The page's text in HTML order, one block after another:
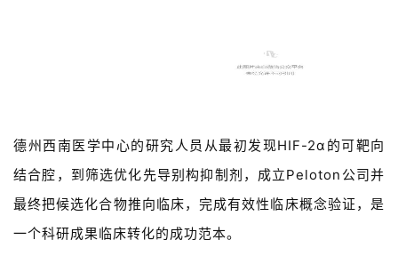
小结
德州西南医学中心的研究人员从最初发现HIF-2α的可靶向
结合腔，到筛选优化先导别构抑制剂，成立Peloton公司并
最终把候选化合物推向临床，完成有效性临床概念验证，是
一个科研成果临床转化的成功范本。